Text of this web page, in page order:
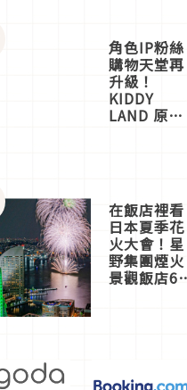
一同給出了
答案
角色IP粉絲
購物天堂再
升級！
KIDDY
LAND 原宿
店3分即達
在飯店裡看
日本夏季花
火大會！星
野集團煙火
景觀飯店6